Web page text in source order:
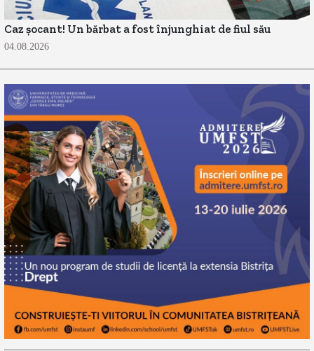
Caz șocant! Un bărbat a fost înjunghiat de fiul său
04.08.2026